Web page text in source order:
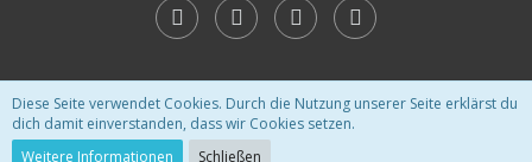
Lexikon, entwickelt vonwww.viecode.com
Community-Software:
Diese Seite verwendet Cookies. Durch die Nutzung unserer Seite erklärst du
dich damit einverstanden, dass wir Cookies setzen.
Weitere Informationen
Schließen